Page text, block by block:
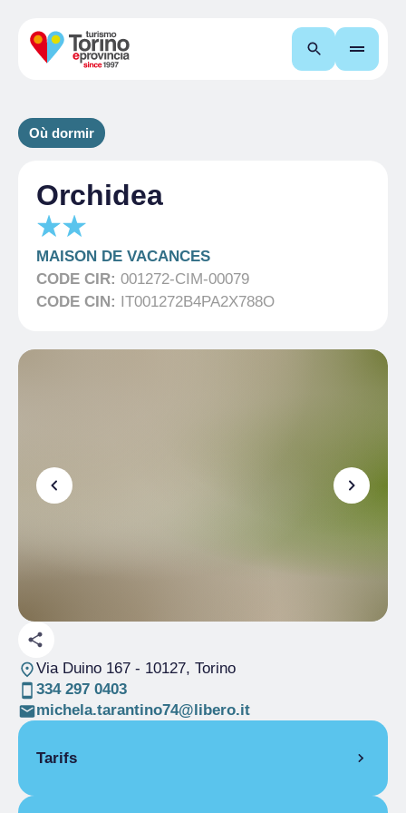
Recherche
Où dormir
Orchidea
MAISON DE VACANCES
CODE CIR: 001272-CIM-00079
CODE CIN: IT001272B4PA2X788O
Via Duino 167- 10127, Torino
334 297 0403
michela.tarantino74@libero.it
Tarifs